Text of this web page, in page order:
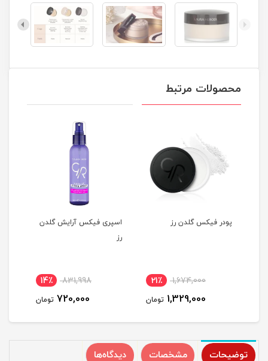
محصولات مرتبط
پودر فیکس گلدن رز
1,674,000 21٪
1,329,000 تومان
اسپری فیکس آرایش گلدن
رز
831,998 14٪
720,000 تومان
توضیحات مشخصات دیدگاه‌ها